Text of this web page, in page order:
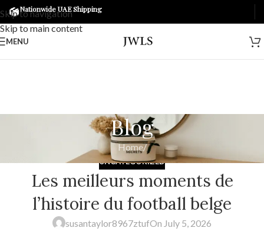
Skip to navigation
Skip to main content
Nationwide UAE Shipping
MENU
Blog
Home/
UNCATEGORIZED
Les meilleurs moments de
l’histoire du football belge
susantaylor8967ztufOn July 5, 2026